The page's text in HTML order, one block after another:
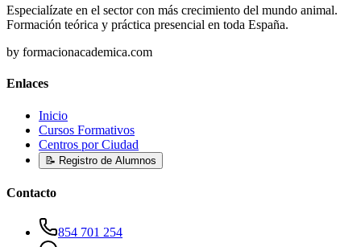
Especialízate en el sector con más crecimiento del mundo animal.
Formación teórica y práctica presencial en toda España.
by formacionacademica.com
Enlaces
Inicio
Cursos Formativos
Centros por Ciudad
📝 Registro de Alumnos
Contacto
854 701 254